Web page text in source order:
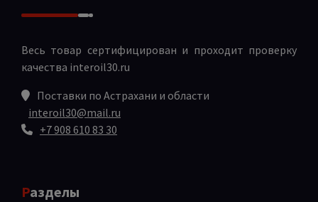
Весь товар сертифицирован и проходит проверку
качества interoil30.ru
Поставки по Астрахани и области
interoil30@mail.ru
+7 908 610 83 30
Разделы